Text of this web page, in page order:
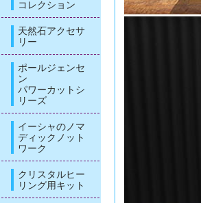
コレクション
天然石アクセサ
リー
ポールジェンセ
ン
パワーカットシ
リーズ
イーシャのノマ
ディックノット
ワーク
クリスタルヒー
リング用キット